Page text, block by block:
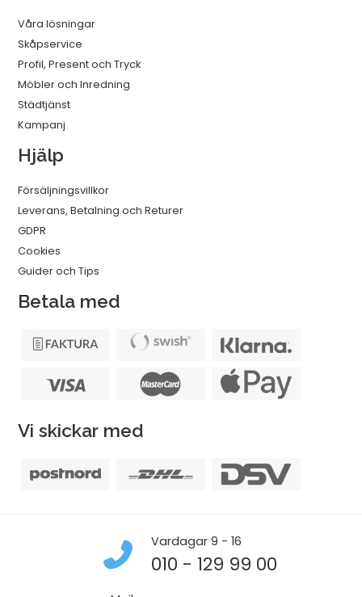
Våra lösningar
Skåpservice
Profil, Present och Tryck
Möbler och Inredning
Städtjänst
Kampanj
Hjälp
Försäljningsvillkor
Leverans, Betalning och Returer
GDPR
Cookies
Guider och Tips
Betala med
Vi skickar med
Vardagar 9 - 16
010 - 129 99 00